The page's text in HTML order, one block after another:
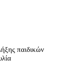
παιδικών